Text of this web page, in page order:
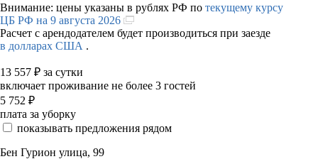
Внимание: цены указаны в рублях РФ по текущему курсу
ЦБ РФ на 9 августа 2026
Расчет с арендодателем будет производиться при заезде
в долларах США .
13 557 ₽ за сутки
включает проживание не более 3 гостей
5 752 ₽
плата за уборку
показывать предложения рядом
Бен Гурион улица, 99